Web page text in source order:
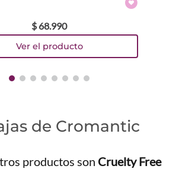
$ 68.990
de Cromantic
productos son Cruelty Free